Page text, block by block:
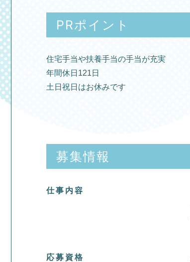
PRポイント
住宅手当や扶養手当の手当が充実
年間休日121日
土日祝日はお休みです
募集情報
仕事内容
応募資格